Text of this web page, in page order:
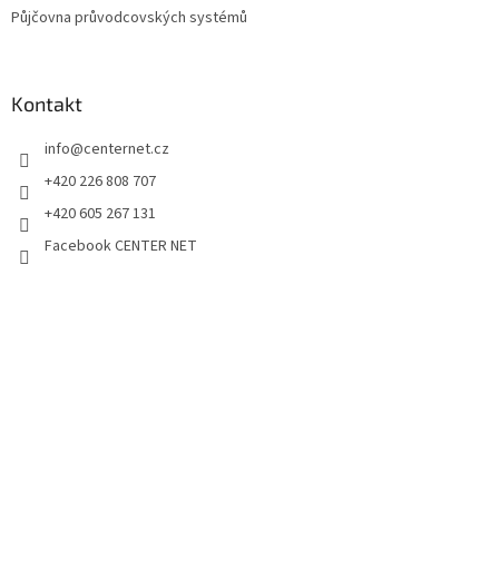
Půjčovna průvodcovských systémů
Kontakt
info@centernet.cz
+420 226 808 707
+420 605 267 131
Facebook CENTER NET